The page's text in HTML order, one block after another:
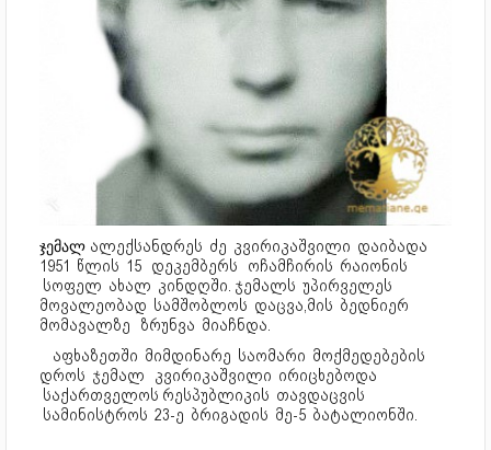
ჯემალ ალექსანდრეს ძე კვირიკაშვილი დაიბადა
1951 წლის 15 დეკემბერს ოჩამჩირის რაიონის
სოფელ ახალ კინდღში. ჯემალს უპირველეს
მოვალეობად სამშობლოს დაცვა,მის ბედნიერ
მომავალზე ზრუნვა მიაჩნდა.
აფხაზეთში მიმდინარე საომარი მოქმედებების
დროს ჯემალ კვირიკაშვილი ირიცხებოდა
საქართველოს რესპუბლიკის თავდაცვის
სამინისტროს 23-ე ბრიგადის მე-5 ბატალიონში.